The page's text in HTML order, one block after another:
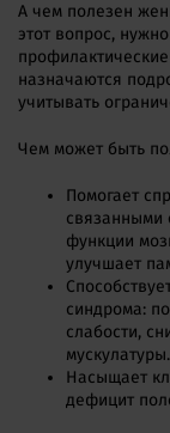
А чем полезен
этот вопрос,
назначаются
учитывать
Чем может быть
Помогает
связанными
функции
улучшает
синдрома:
слабости,
мускулатуры.
Насыщает
дефицит